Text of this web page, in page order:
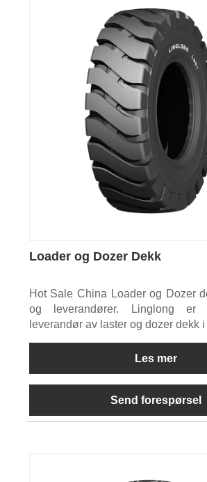
Loader og Dozer Dekk
Hot Sale China Loader og Dozer
og leverandører. Linglong er
leverandør av laster og dozer dekk
Les mer
Send forespørsel